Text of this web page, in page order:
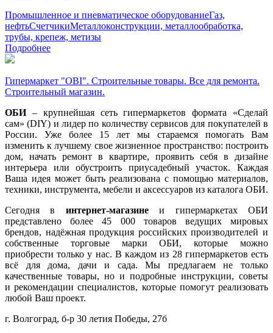
Промышленное и пневматическое оборудованиеГаз,
нефтьСчетчикиМеталлоконструкции, металлообработка,
трубы, крепеж, метизы
Подробнее
Гипермаркет "OBI". Строительные товары. Все для ремонта.
Строительный магазин.
ОБИ– крупнейшая сеть гипермаркетов формата «Сделай
сам» (DIY) и лидер по количеству сервисов для покупателей в
России. Уже более 15 лет мы стараемся помогать Вам
изменить к лучшему свое жизненное пространство: построить
дом, начать ремонт в квартире, проявить себя в дизайне
интерьера или обустроить приусадебный участок. Каждая
Ваша идея может быть реализована с помощью материалов,
техники, инструмента, мебели и аксессуаров из каталога ОБИ.
Сегодня в интернет-магазинеи гипермаркетах ОБИ
представлено более 45 000 товаров ведущих мировых
брендов, надёжная продукция российских производителей и
собственные торговые марки ОБИ, которые можно
приобрести только у нас. В каждом из 28 гипермаркетов есть
всё для дома, дачи и сада. Мы предлагаем не только
качественные товары, но и подробные инструкции, советы
и рекомендации специалистов, которые помогут реализовать
любой Ваш проект.
г. Волгоград, б-р 30 летия Победы, 27б